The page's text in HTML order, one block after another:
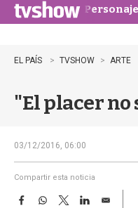
n
u
EL PAÍS TVSHOW ARTE
"El placer no
03/12/2016, 06:00
Compartir esta noticia
F
W
T
L
E